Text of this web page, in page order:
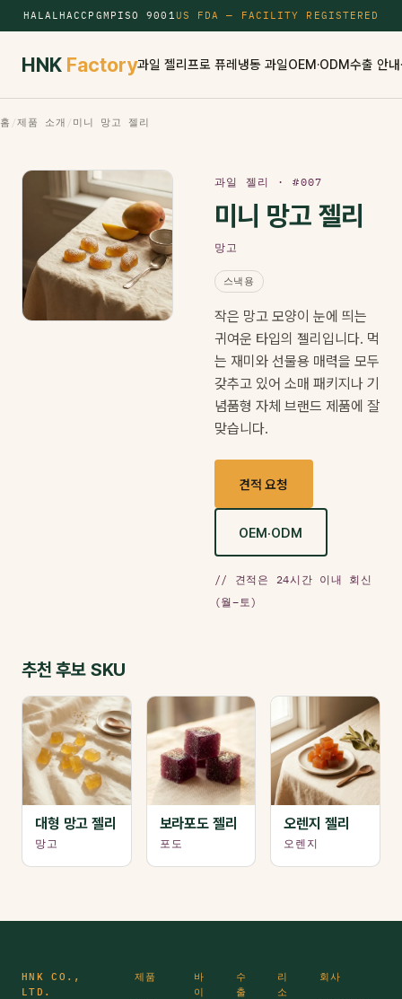
HALALHACCP GMP ISO 9001US FDA — FACILITY REGISTERED
HNK Factory과일 젤리프로 퓨레냉동 과일OEM·ODM수출 안내
홈 /제품 소개 / 미니 망고 젤리
과일 젤리 · #007
미니 망고 젤리
망고
스낵용
작은 망고 모양이 눈에 띄는
귀여운 타입의 젤리입니다. 먹
는 재미와 선물용 매력을 모두
갖추고 있어 소매 패키지나 기
념품형 자체 브랜드 제품에 잘
맞습니다.
견적 요청
OEM·ODM
// 견적은 24시간 이내 회신
(월–토)
추천 후보 SKU
대형 망고 젤리
망고
보라포도 젤리
포도
오렌지 젤리
오렌지
HNK CO.,
LTD.
제품
바
이
수
출
리
소
회사